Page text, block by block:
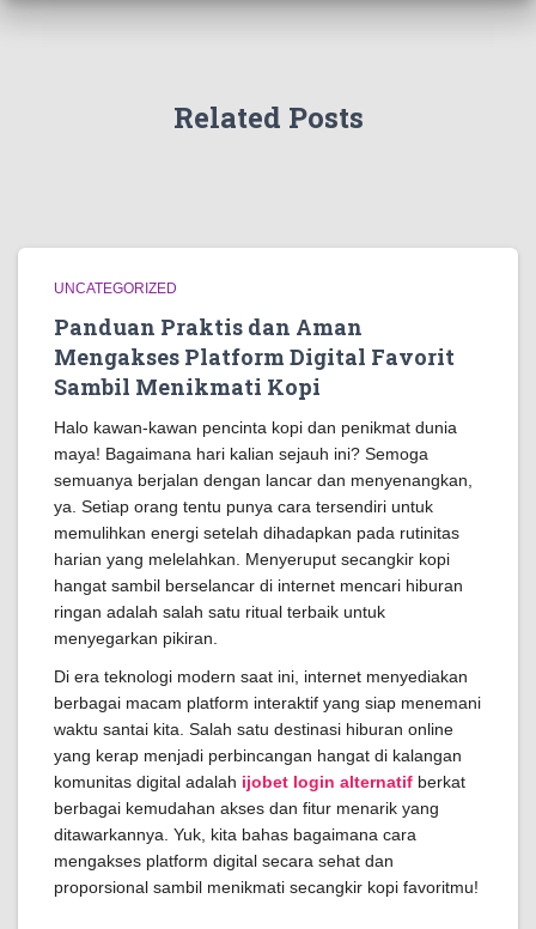
Related Posts
UNCATEGORIZED
Panduan Praktis dan Aman
Mengakses Platform Digital Favorit
Sambil Menikmati Kopi
Halo kawan-kawan pencinta kopi dan penikmat dunia
maya! Bagaimana hari kalian sejauh ini? Semoga
semuanya berjalan dengan lancar dan menyenangkan,
ya. Setiap orang tentu punya cara tersendiri untuk
memulihkan energi setelah dihadapkan pada rutinitas
harian yang melelahkan. Menyeruput secangkir kopi
hangat sambil berselancar di internet mencari hiburan
ringan adalah salah satu ritual terbaik untuk
menyegarkan pikiran.
Di era teknologi modern saat ini, internet menyediakan
berbagai macam platform interaktif yang siap menemani
waktu santai kita. Salah satu destinasi hiburan online
yang kerap menjadi perbincangan hangat di kalangan
komunitas digital adalah ijobet login alternatif berkat
berbagai kemudahan akses dan fitur menarik yang
ditawarkannya. Yuk, kita bahas bagaimana cara
mengakses platform digital secara sehat dan
proporsional sambil menikmati secangkir kopi favoritmu!